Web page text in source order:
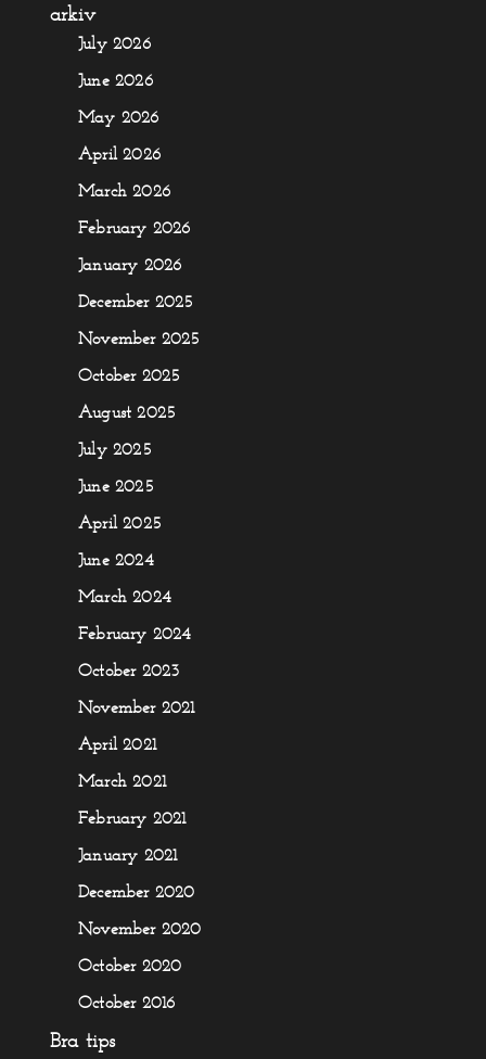
arkiv
July 2026
June 2026
May 2026
April 2026
March 2026
February 2026
January 2026
December 2025
November 2025
October 2025
August 2025
July 2025
June 2025
April 2025
June 2024
March 2024
February 2024
October 2023
November 2021
April 2021
March 2021
February 2021
January 2021
December 2020
November 2020
October 2020
October 2016
Bra tips